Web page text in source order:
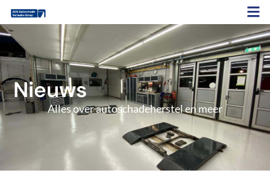
Nieuws
Alles over autoschadeherstel en meer